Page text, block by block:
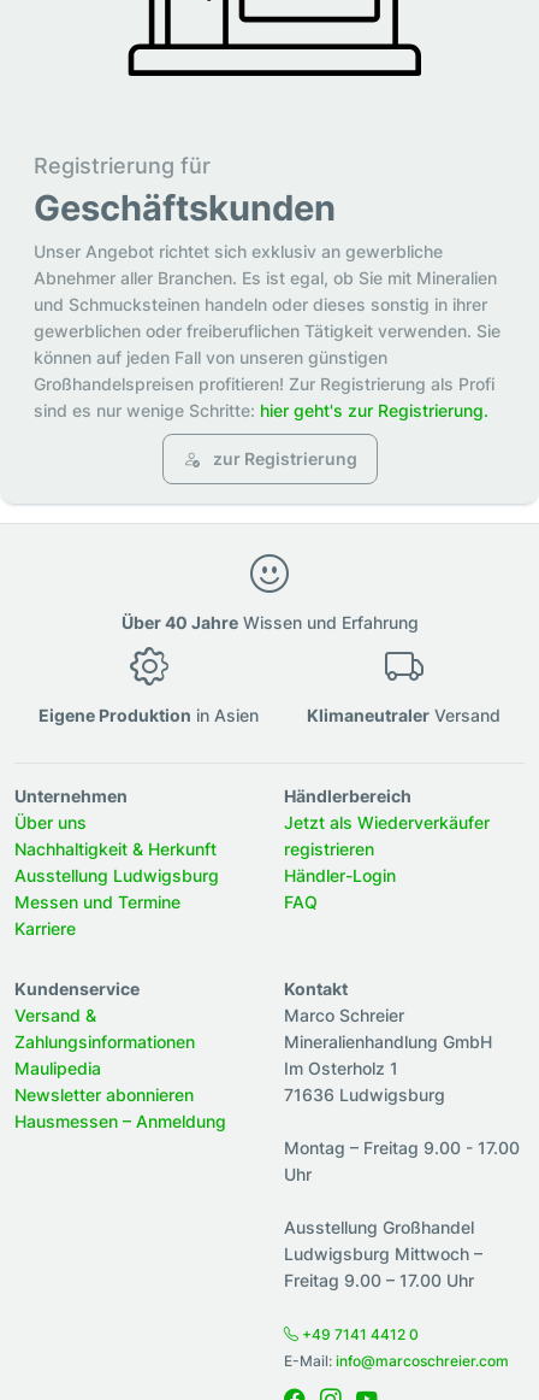
Registrierung für
Geschäftskunden
Unser Angebot richtet sich exklusiv an gewerbliche
Abnehmer aller Branchen. Es ist egal, ob Sie mit Mineralien
und Schmucksteinen handeln oder dieses sonstig in ihrer
gewerblichen oder freiberuflichen Tätigkeit verwenden. Sie
können auf jeden Fall von unseren günstigen
Großhandelspreisen profitieren! Zur Registrierung als Profi
sind es nur wenige Schritte: hier geht's zur Registrierung.
zur Registrierung
Über 40 JahreWissen und Erfahrung
Eigene Produktion in Asien Klimaneutraler Versand
Unternehmen
Über uns
Nachhaltigkeit & Herkunft
Ausstellung Ludwigsburg
Messen und Termine
Karriere
Händlerbereich
Jetzt als Wiederverkäufer
registrieren
Händler-Login
FAQ
Kundenservice
Versand &
Zahlungsinformationen
Maulipedia
Newsletter abonnieren
Hausmessen – Anmeldung
Kontakt
Marco Schreier
Mineralienhandlung GmbH
Im Osterholz 1
71636 Ludwigsburg
Montag – Freitag 9.00 - 17.00
Uhr
Ausstellung Großhandel
Ludwigsburg Mittwoch –
Freitag 9.00 – 17.00 Uhr
+49 7141 4412 0
E-Mail: info@marcoschreier.com